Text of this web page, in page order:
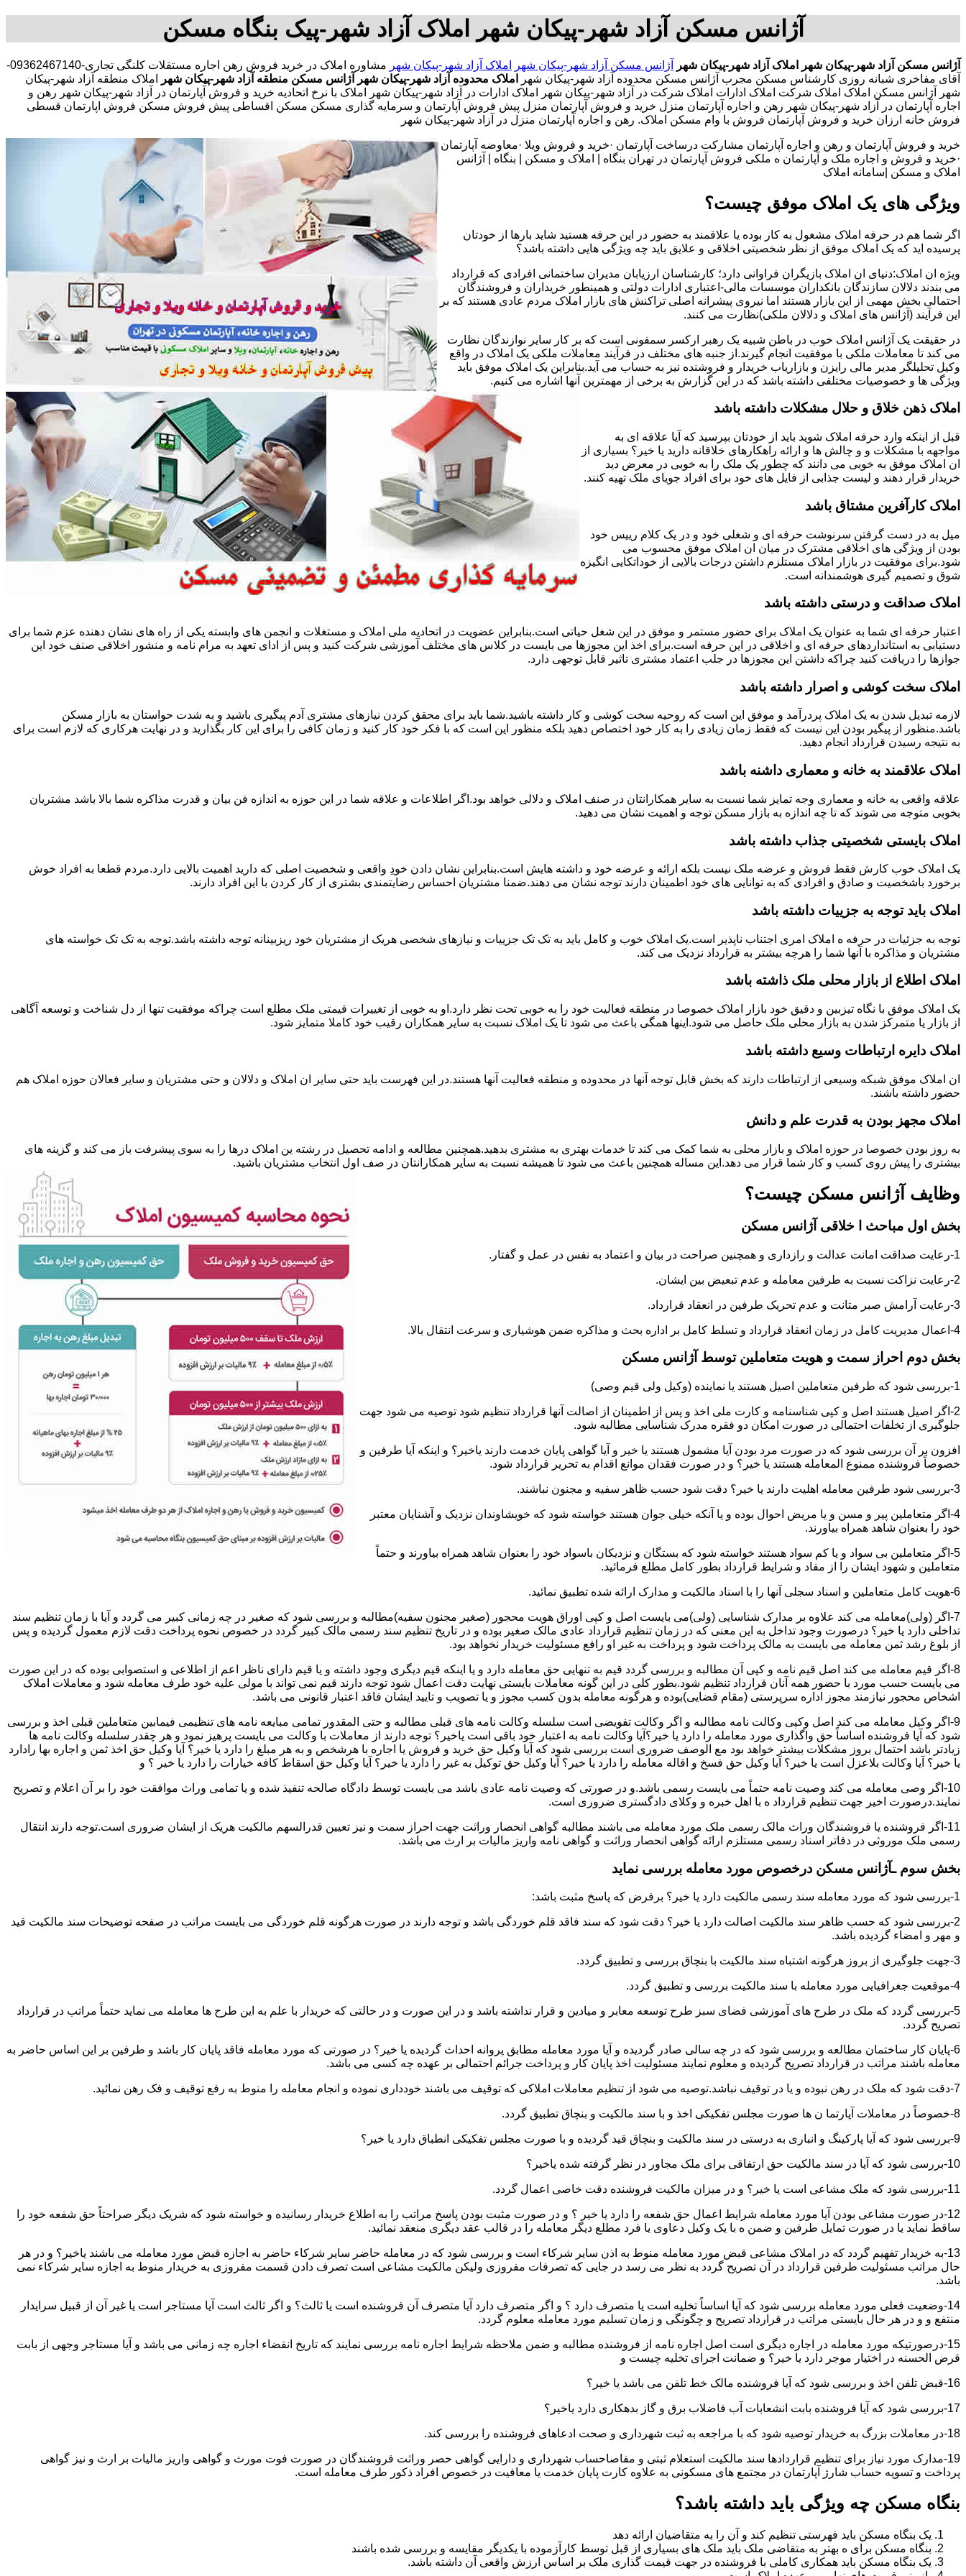
آژانس مسکن آزاد شهر-پیکان شهر املاک آزاد شهر-پیک بنگاه مسکن
آژانس مسکن آزاد شهر-پیکان شهر املاک آزاد شهر-پیکان شهر آژانس مسکن آزاد شهر-پیکان شهر املاک آزاد شهر-پیکان شهر
مشاوره املاک در خرید فروش رهن اجاره مستقلات کلنگی تجاری-09362467140-
آقای مفاخری شبانه روزی کارشناس مسکن مجرب آژانس مسکن محدوده آزاد شهر-پیکان شهر
املاک محدوده آزاد شهر-پیکان شهر آژانس مسکن منطقه آزاد شهر-پیکان شهر
املاک منطقه آزاد شهر-پیکان
شهر آژانس مسکن املاک املاک شرکت املاک ادارات املاک شرکت در آزاد شهر-پیکان شهر املاک ادارات در آزاد شهر-پیکان شهر املاک با نرخ اتحادیه خرید و فروش آپارتمان در آزاد شهر-پیکان شهر رهن و
اجاره آپارتمان در آزاد شهر-پیکان شهر رهن و اجاره آپارتمان منزل خرید و فروش آپارتمان منزل پیش فروش آپارتمان و سرمایه گذاری مسکن مسکن اقساطی پیش فروش مسکن فروش اپارتمان قسطی
فروش خانه ارزان خرید و فروش آپارتمان فروش با وام مسکن املاک. رهن و اجاره آپارتمان منزل در آزاد شهر-پیکان شهر
خرید و فروش آپارتمان و رهن و اجاره آپارتمان مشارکت درساخت آپارتمان ·خرید و فروش ویلا ·معاوضه آپارتمان
·خرید و فروش و اجاره ملک و آپارتمان ه ملکی فروش آپارتمان در تهران بنگاه | املاک و مسکن | بنگاه | آژانس
املاک و مسکن |سامانه املاک
ویژگی های یک املاک موفق چیست؟
اگر شما هم در حرفه املاک مشغول به کار بوده یا علاقمند به حضور در این حرفه هستید شاید بارها از خودتان
پرسیده اید که یک املاک موفق از نظر شخصیتی اخلاقی و علایق باید چه ویژگی هایی داشته باشد؟
ویژه ان املاک:دنیای ان املاک بازیگران فراوانی دارد؛ کارشناسان ارزیابان مدیران ساختمانی افرادی که قرارداد
می بندند دلالان سازندگان بانکداران موسسات مالی-اعتباری ادارات دولتی و همینطور خریداران و فروشندگان
احتمالی بخش مهمی از این بازار هستند اما نیروی پیشرانه اصلی تراکنش های بازار املاک مردم عادی هستند که بر
این فرآیند (آژانس های املاک و دلالان ملکی)نظارت می کنند.
در حقیقت یک آژانس املاک خوب در باطن شبیه یک رهبر ارکسر سمفونی است که بر کار سایر نوازندگان نظارت
می کند تا معاملات ملکی با موفقیت انجام گیرند.از جنبه های مختلف در فرآیند معاملات ملکی یک املاک در واقع
وکیل تحلیلگر مدیر مالی رایزن و بازاریاب خریدار و فروشنده نیز به حساب می آید.بنابراین یک املاک موفق باید
ویژگی ها و خصوصیات مختلفی داشته باشد که در این گزارش به برخی از مهمترین آنها اشاره می کنیم.
املاک ذهن خلاق و حلال مشکلات داشته باشد
قبل از اینکه وارد حرفه املاک شوید باید از خودتان بپرسید که آیا علاقه ای به
مواجهه با مشکلات و و چالش ها و ارائه راهکارهای خلاقانه دارید یا خیر؟ بسیاری از
ان املاک موفق به خوبی می دانند که چطور یک ملک را به خوبی در معرض دید
خریدار قرار دهند و لیست جذابی از فایل های خود برای افراد جویای ملک تهیه کنند.
املاک کارآفرین مشتاق باشد
میل به در دست گرفتن سرنوشت حرفه ای و شغلی خود و در یک کلام رییس خود
بودن از ویژگی های اخلاقی مشترک در میان ان املاک موفق محسوب می
شود.برای موفقیت در بازار املاک مستلزم داشتن درجات بالایی از خوداتکایی انگیزه
شوق و تصمیم گیری هوشمندانه است.
املاک صداقت و درستی داشته باشد
اعتبار حرفه ای شما به عنوان یک املاک برای حضور مستمر و موفق در این شغل حیاتی است.بنابراین عضویت در اتحادیه ملی املاک و مستغلات و انجمن های وابسته یکی از راه های نشان دهنده عزم شما برای
دستیابی به استانداردهای حرفه ای و اخلاقی در این حرفه است.برای اخذ این مجوزها می بایست در کلاس های مختلف آموزشی شرکت کنید و پس از ادای تعهد به مرام نامه و منشور اخلاقی صنف خود این
جوازها را دریافت کنید چراکه داشتن این مجوزها در جلب اعتماد مشتری تاثیر قابل توجهی دارد.
املاک سخت کوشی و اصرار داشته باشد
لازمه تبدیل شدن به یک املاک پردرآمد و موفق این است که روحیه سخت کوشی و کار داشته باشید.شما باید برای محقق کردن نیازهای مشتری آدم پیگیری باشید و به شدت حواستان به بازار مسکن
باشد.منظور از پیگیر بودن این نیست که فقط زمان زیادی را به کار خود اختصاص دهید بلکه منظور این است که با فکر خود کار کنید و زمان کافی را برای این کار بگذارید و در نهایت هرکاری که لازم است برای
به نتیجه رسیدن قرارداد انجام دهید.
املاک علاقمند به خانه و معماری داشنه باشد
علاقه واقعی به خانه و معماری وجه تمایز شما نسبت به سایر همکارانتان در صنف املاک و دلالی خواهد بود.اگر اطلاعات و علاقه شما در این حوزه به اندازه فن بیان و قدرت مذاکره شما بالا باشد مشتریان
بخوبی متوجه می شوند که تا چه اندازه به بازار مسکن توجه و اهمیت نشان می دهید.
املاک بایستی شخصیتی جذاب داشته باشد
یک املاک خوب کارش فقط فروش و عرضه ملک نیست بلکه ارائه و عرضه خود و داشته هایش است.بنابراین نشان دادن خودِ واقعی و شخصیت اصلی که دارید اهمیت بالایی دارد.مردم قطعا به افراد خوش
برخورد باشخصیت و صادق و افرادی که به توانایی های خود اطمینان دارند توجه نشان می دهند.ضمنا مشتریان احساس رضایتمندی بشتری از کار کردن با این افراد دارند.
املاک باید توجه به جزییات داشته باشد
توجه به جزئیات در حرفه ه املاک امری اجتناب ناپذیر است.یک املاک خوب و کامل باید به تک تک جزییات و نیازهای شخصی هریک از مشتریان خود ریزبینانه توجه داشته باشد.توجه به تک تک خواسته های
مشتریان و مذاکره با آنها شما را هرچه بیشتر به قرارداد نزدیک می کند.
املاک اطلاع از بازار محلی ملک ذاشته باشد
یک املاک موفق با نگاه تیزبین و دقیق خود بازار املاک خصوصا در منطقه فعالیت خود را به خوبی تحت نظر دارد.او به خوبی از تغییرات قیمتی ملک مطلع است چراکه موفقیت تنها از دل شناخت و توسعه آگاهی
از بازار یا متمرکز شدن به بازار محلی ملک حاصل می شود.اینها همگی باعث می شود تا یک املاک نسبت به سایر همکاران رقیب خود کاملا متمایز شود.
املاک دایره ارتباطات وسیع داشته باشد
ان املاک موفق شبکه وسیعی از ارتباطات دارند که بخش قابل توجه آنها در محدوده و منطقه فعالیت آنها هستند.در این فهرست باید حتی سایر ان املاک و دلالان و حتی مشتریان و سایر فعالان حوزه املاک هم
حضور داشته باشند.
املاک مجهز بودن به قدرت علم و دانش
به روز بودن خصوصا در حوزه املاک و بازار محلی به شما کمک می کند تا خدمات بهتری به مشتری بدهید.همچنین مطالعه و ادامه تحصیل در رشته ین املاک درها را به سوی پیشرفت باز می کند و گزینه های
بیشتری را پیش روی کسب و کار شما قرار می دهد.این مساله همچنین باعث می شود تا همیشه نسبت به سایر همکارانتان در صف اول انتخاب مشتریان باشید.
وظایف آژانس مسکن چیست؟
بخش اول مباحث ا خلاقی آژانس مسکن
1-رعایت صداقت امانت عدالت و رازداری و همچنین صراحت در بیان و اعتماد به نفس در عمل و گفتار.
2-رعایت نزاکت نسبت به طرفین معامله و عدم تبعیض بین ایشان.
3-رعایت آرامش صبر متانت و عدم تحریک طرفین در انعقاد قرارداد.
4-اعمال مدیریت کامل در زمان انعقاد قرارداد و تسلط کامل بر اداره بحث و مذاکره ضمن هوشیاری و سرعت انتقال بالا.
بخش دوم احراز سمت و هویت متعاملین توسط آژانس مسکن
1-بررسی شود که طرفین متعاملین اصیل هستند یا نماینده (وکیل ولی قیم وصی)
2-اگر اصیل هستند اصل و کپی شناسنامه و کارت ملی اخذ و پس از اطمینان از اصالت آنها قرارداد تنظیم شود توصیه می شود جهت
جلوگیری از تخلفات احتمالی در صورت امکان دو فقره مدرک شناسایی مطالبه شود.
افزون بر آن بررسی شود که در صورت مرد بودن آیا مشمول هستند یا خیر و آیا گواهی پایان خدمت دارند یاخیر؟ و اینکه آیا طرفین و
خصوصاً فروشنده ممنوع المعامله هستند یا خیر؟ و در صورت فقدان موانع اقدام به تحریر قرارداد شود.
3-بررسی شود طرفین معامله اهلیت دارند یا خیر؟ دقت شود حسب ظاهر سفیه و مجنون نباشند.
4-اگر متعاملین پیر و مسن و یا مریض احوال بوده و یا آنکه خیلی جوان هستند خواسته شود که خویشاوندان نزدیک و آشنایان معتبر
خود را بعنوان شاهد همراه بیاورند.
5-اگر متعاملین بی سواد و یا کم سواد هستند خواسته شود که بستگان و نزدیکان باسواد خود را بعنوان شاهد همراه بیاورند و حتماً
متعاملین و شهود ایشان را از مفاد و شرایط قرارداد بطور کامل مطلع فرمائید.
6-هویت کامل متعاملین و اسناد سجلی آنها را با اسناد مالکیت و مدارک ارائه شده تطبیق نمائید.
7-اگر (ولی)معامله می کند علاوه بر مدارک شناسایی (ولی)می بایست اصل و کپی اوراق هویت محجور (صغیر مجنون سفیه)مطالبه و بررسی شود که صغیر در چه زمانی کبیر می گردد و آیا با زمان تنظیم سند
تداخلی دارد یا خیر؟ درصورت وجود تداخل به این معنی که در زمان تنظیم قرارداد عادی مالک صغیر بوده و در تاریخ تنظیم سند رسمی مالک کبیر گردد در خصوص نحوه پرداخت دقت لازم معمول گردیده و پس
از بلوغ رشد ثمن معامله می بایست به مالک پرداخت شود و پرداخت به غیر او رافع مسئولیت خریدار نخواهد بود.
8-اگر قیم معامله می کند اصل قیم نامه و کپی آن مطالبه و بررسی گردد قیم به تنهایی حق معامله دارد و یا اینکه قیم دیگری وجود داشته و یا قیم دارای ناظر اعم از اطلاعی و استصوابی بوده که در این صورت
می بایست حسب مورد با حضور همه آنان قرارداد تنظیم شود.بطور کلی در این گونه معاملات بایستی نهایت دقت اعمال شود توجه دارند قیم نمی تواند با مولی علیه خود طرف معامله شود و معاملات املاک
اشخاص محجور نیازمند مجوز اداره سرپرستی (مقام قضایی)بوده و هرگونه معامله بدون کسب مجوز و یا تصویب و تایید ایشان فاقد اعتبار قانونی می باشد.
9-اگر وکیل معامله می کند اصل وکپی وکالت نامه مطالبه و اگر وکالت تفویضی است سلسله وکالت نامه های قبلی مطالبه و حتی المقدور تمامی مبایعه نامه های تنظیمی فیمابین متعاملین قبلی اخذ و بررسی
شود که آیا فروشنده اساساً حق واگذاری مورد معامله را دارد یا خیر؟آیا وکالت نامه به اعتبار خود باقی است یاخیر؟ توجه دارند از معاملات با وکالت می بایست پرهیز نمود و هر چقدر سلسله وکالت نامه ها
زیادتر باشد احتمال بروز مشکلات بیشتر خواهد بود مع الوصف ضروری است بررسی شود که آیا وکیل حق خرید و فروش یا اجاره با هرشخص و به هر مبلغ را دارد یا خیر؟ آیا وکیل حق اخذ ثمن و اجاره بها رادارد
یا خیر؟ آیا وکالت بلاعزل است یا خیر؟ آیا وکیل حق فسخ و اقاله معامله را دارد یا خیر؟ آیا وکیل حق توکیل به غیر را دارد یا خیر؟ آیا وکیل حق اسقاط کافه خیارات را دارد یا خیر ؟ و
10-اگر وصی معامله می کند وصیت نامه حتماً می بایست رسمی باشد.و در صورتی که وصیت نامه عادی باشد می بایست توسط دادگاه صالحه تنفیذ شده و یا تمامی وراث موافقت خود را بر آن اعلام و تصریح
نمایند.درصورت اخیر جهت تنظیم قرارداد ه با اهل خبره و وکلای دادگستری ضروری است.
11-اگر فروشنده یا فروشندگان وراث مالک رسمی ملک مورد معامله می باشند مطالبه گواهی انحصار وراثت جهت احراز سمت و نیز تعیین قدرالسهم مالکیت هریک از ایشان ضروری است.توجه دارند انتقال
رسمی ملک موروثی در دفاتر اسناد رسمی مستلزم ارائه گواهی انحصار وراثت و گواهی نامه واریز مالیات بر ارث می باشد.
بخش سوم ـآژانس مسکن درخصوص مورد معامله بررسی نماید
1-بررسی شود که مورد معامله سند رسمی مالکیت دارد یا خیر؟ برفرض که پاسخ مثبت باشد:
2-بررسی شود که حسب ظاهر سند مالکیت اصالت دارد یا خیر؟ دقت شود که سند فاقد قلم خوردگی باشد و توجه دارند در صورت هرگونه قلم خوردگی می بایست مراتب در صفحه توضیحات سند مالکیت قید
و مهر و امضاء گردیده باشد.
3-جهت جلوگیری از بروز هرگونه اشتباه سند مالکیت با بنچاق بررسی و تطبیق گردد.
4-موقعیت جغرافیایی مورد معامله با سند مالکیت بررسی و تطبیق گردد.
5-بررسی گردد که ملک در طرح های آموزشی فضای سبز طرح توسعه معابر و میادین و قرار نداشته باشد و در این صورت و در حالتی که خریدار با علم به این طرح ها معامله می نماید حتماً مراتب در قرارداد
تصریح گردد.
6-پایان کار ساختمان مطالعه و بررسی شود که در چه سالی صادر گردیده و آیا مورد معامله مطابق پروانه احداث گردیده یا خیر؟ در صورتی که مورد معامله فاقد پایان کار باشد و طرفین بر این اساس حاضر به
معامله باشند مراتب در قرارداد تصریح گردیده و معلوم نمایند مسئولیت اخذ پایان کار و پرداخت جرائم احتمالی بر عهده چه کسی می باشد.
7-دقت شود که ملک در رهن نبوده و یا در توقیف نباشد.توصیه می شود از تنظیم معاملات املاکی که توقیف می باشند خودداری نموده و انجام معامله را منوط به رفع توقیف و فک رهن نمائید.
8-خصوصاً در معاملات آپارتما ن ها صورت مجلس تفکیکی اخذ و با سند مالکیت و بنچاق تطبیق گردد.
9-بررسی شود که آیا پارکینگ و انباری به درستی در سند مالکیت و بنچاق قید گردیده و با صورت مجلس تفکیکی انطباق دارد یا خیر؟
10-بررسی شود که آیا در سند مالکیت حق ارتفاقی برای ملک مجاور در نظر گرفته شده یاخیر؟
11-بررسی شود که ملک مشاعی است یا خیر؟ و در میزان مالکیت فروشنده دقت خاصی اعمال گردد.
12-در صورت مشاعی بودن آیا مورد معامله شرایط اعمال حق شفعه را دارد یا خیر ؟ و در صورت مثبت بودن پاسخ مراتب را به اطلاع خریدار رسانیده و خواسته شود که شریک دیگر صراحتاً حق شفعه خود را
ساقط نماید یا در صورت تمایل طرفین و ضمن ه با یک وکیل دعاوی یا فرد مطلع دیگر معامله را در قالب عقد دیگری منعقد نمائید.
13-به خریدار تفهیم گردد که در املاک مشاعی قبض مورد معامله منوط به اذن سایر شرکاء است و بررسی شود که در معامله حاضر سایر شرکاء حاضر به اجازه قبض مورد معامله می باشند یاخیر؟ و در هر
حال مراتب مسئولیت طرفین قرارداد در آن تصریح گردد به نظر می رسد در جایی که تصرفات مفروزی ولیکن مالکیت مشاعی است تصرف دادن قسمت مفروزی به خریدار منوط به اجازه سایر شرکاء نمی
باشد.
14-وضعیت فعلی مورد معامله بررسی شود که آیا اساساً تخلیه است یا متصرف دارد ؟ و اگر متصرف دارد آیا متصرف آن فروشنده است یا ثالث؟ و اگر ثالث است آیا مستاجر است یا غیر آن از قبیل سرایدار
منتفع و و در هر حال بایستی مراتب در قرارداد تصریح و چگونگی و زمان تسلیم مورد معامله معلوم گردد.
15-درصورتیکه مورد معامله در اجاره دیگری است اصل اجاره نامه از فروشنده مطالبه و ضمن ملاحظه شرایط اجاره نامه بررسی نمایند که تاریخ انقضاء اجاره چه زمانی می باشد و آیا مستاجر وجهی از بابت
قرض الحسنه در اختیار موجر دارد یا خیر؟ و ضمانت اجرای تخلیه چیست و
16-قبض تلفن اخذ و بررسی شود که آیا فروشنده مالک خط تلفن می باشد یا خیر؟
17-بررسی شود که آیا فروشنده بابت انشعابات آب فاضلاب برق و گاز بدهکاری دارد یاخیر؟
18-در معاملات بزرگ به خریدار توصیه شود که با مراجعه به ثبت شهرداری و صحت ادعاهای فروشنده را بررسی کند.
19-مدارک مورد نیاز برای تنظیم قراردادها سند مالکیت استعلام ثبتی و مفاصاحساب شهرداری و دارایی گواهی حصر وراثت فروشندگان در صورت فوت مورث و گواهی واریز مالیات بر ارث و نیز گواهی
پرداخت و تسویه حساب شارژ آپارتمان در مجتمع های مسکونی به علاوه کارت پایان خدمت یا معافیت در خصوص افراد ذکور طرف معامله است.
بنگاه مسکن چه ویژگی باید داشته باشد؟
یک بنگاه مسکن باید فهرستی تنظیم کند و آن را به متقاضیان ارائه دهد
بنگاه مسکن برای ه بهتر به متقاضی ملک باید ملک های بسیاری از قبل توسط کارآزموده با یکدیگر مقایسه و بررسی شده باشند
یک بنگاه مسکن باید همکاری کاملی با فروشنده در جهت قیمت گذاری ملک بر اساس ارزش واقعی آن داشته باشد.